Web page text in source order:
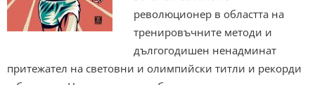
революционер в областта на
тренировъчните методи и
дългогодишен ненадминат
притежател на световни и олимпийски титли и рекорди